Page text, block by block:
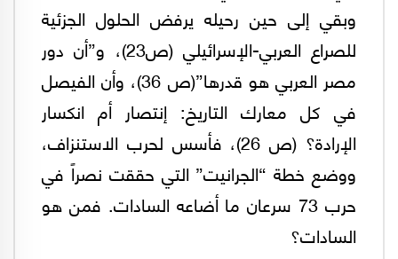
وبقي إلى حين رحيله يرفض الحلول الجزئية
للصراع العربي-الإسرائيلي (ص23)، و”أن دور
مصر العربي هو قدرها”(ص 36)، وأن الفيصل
في كل معارك التاريخ: إنتصار أم انكسار
الإرادة؟ (ص 26)، فأسس لحرب الاستنزاف،
ووضع خطة “الجرانيت” التي حققت نصراً في
حرب 73 سرعان ما أضاعه السادات. فمن هو
السادات؟